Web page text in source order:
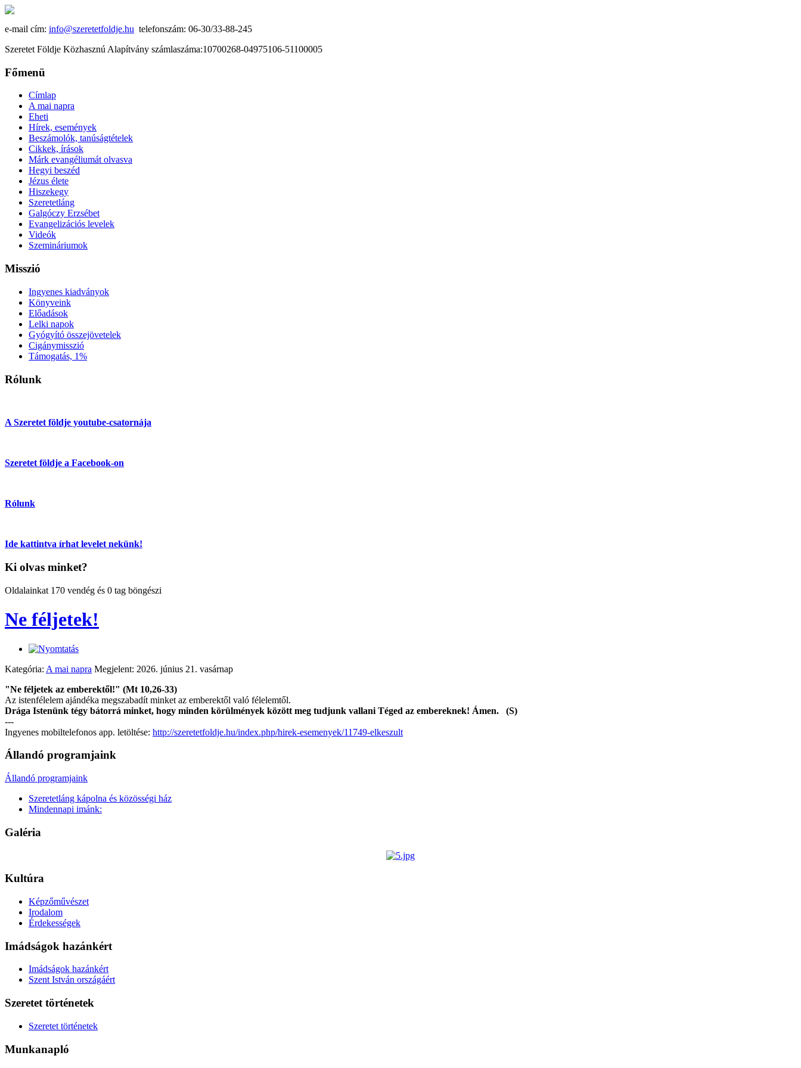
e-mail cím: info@szeretetfoldje.hu telefonszám: 06-30/33-88-245
Szeretet Földje Közhasznú Alapítvány számlaszáma:10700268-04975106-51100005
Főmenü
Címlap
A mai napra
Eheti
Hírek, események
Beszámolók, tanúságtételek
Cikkek, írások
Márk evangéliumát olvasva
Hegyi beszéd
Jézus élete
Hiszekegy
Szeretetláng
Galgóczy Erzsébet
Evangelizációs levelek
Videók
Szemináriumok
Misszió
Ingyenes kiadványok
Könyveink
Előadások
Lelki napok
Gyógyító összejövetelek
Cigánymisszió
Támogatás, 1%
Rólunk
A Szeretet földje youtube-csatornája
Szeretet földje a Facebook-on
Rólunk
Ide kattintva írhat levelet nekünk!
Ki olvas minket?
Oldalainkat 170 vendég és 0 tag böngészi
Ne féljetek!
Kategória: A mai napra Megjelent: 2026. június 21. vasárnap
"Ne féljetek az emberektől!" (Mt 10,26-33)
Az istenfélelem ajándéka megszabadít minket az emberektől való félelemtől.
Drága Istenünk tégy bátorrá minket, hogy minden körülmények között meg tudjunk vallani Téged az embereknek! Ámen. (S)
---
Ingyenes mobiltelefonos app. letöltése: http://szeretetfoldje.hu/index.php/hirek-esemenyek/11749-elkeszult
Állandó programjaink
Állandó programjaink
Szeretetláng kápolna és közösségi ház
Mindennapi imánk:
Galéria
Kultúra
Képzőművészet
Irodalom
Érdekességek
Imádságok hazánkért
Imádságok hazánkért
Szent István országáért
Szeretet történetek
Szeretet történetek
Munkanapló